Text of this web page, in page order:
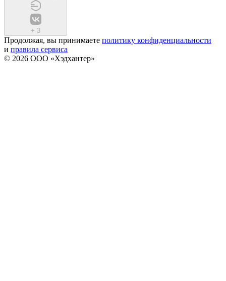
+ 3
Продолжая, вы принимаете политику конфиденциальности
и правила сервиса
© 2026 ООО «Хэдхантер»